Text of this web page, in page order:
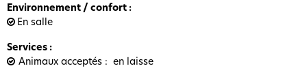
Environnement / confort :
En salle
Services :
Animaux acceptés
en laisse